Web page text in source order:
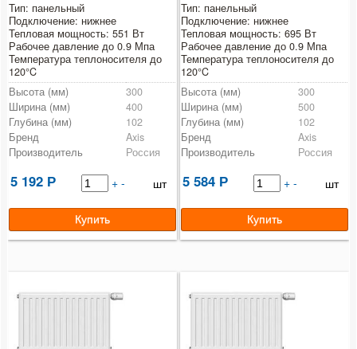
Насосные группы
Контрольно-измерительные приборы и автоматика
Водонагреватели
Бойлеры косвенного нагрева
Предохранительная арматура
Баки мембранные
Емкости пластиковые
Регулирующая арматура
Тип: панельный
Подключение: нижнее
Тепловая мощность: 551 Вт
Рабочее давление до 0.9 Мпа
Температура теплоносителя до
120°C
Высота (мм)
300
Ширина (мм)
400
Глубина (мм)
102
Бренд
Axis
Производитель
Россия
5 192 Р + - шт
Тип: панельный
Подключение: нижнее
Тепловая мощность: 695 Вт
Рабочее давление до 0.9 Мпа
Температура теплоносителя до
120°C
Высота (мм)
300
Ширина (мм)
500
Глубина (мм)
102
Бренд
Axis
Производитель
Россия
5 584 Р + - шт